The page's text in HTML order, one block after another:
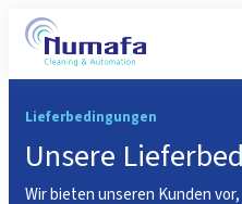
Lieferbedingungen
Unsere
Wir bieten unseren Kunden